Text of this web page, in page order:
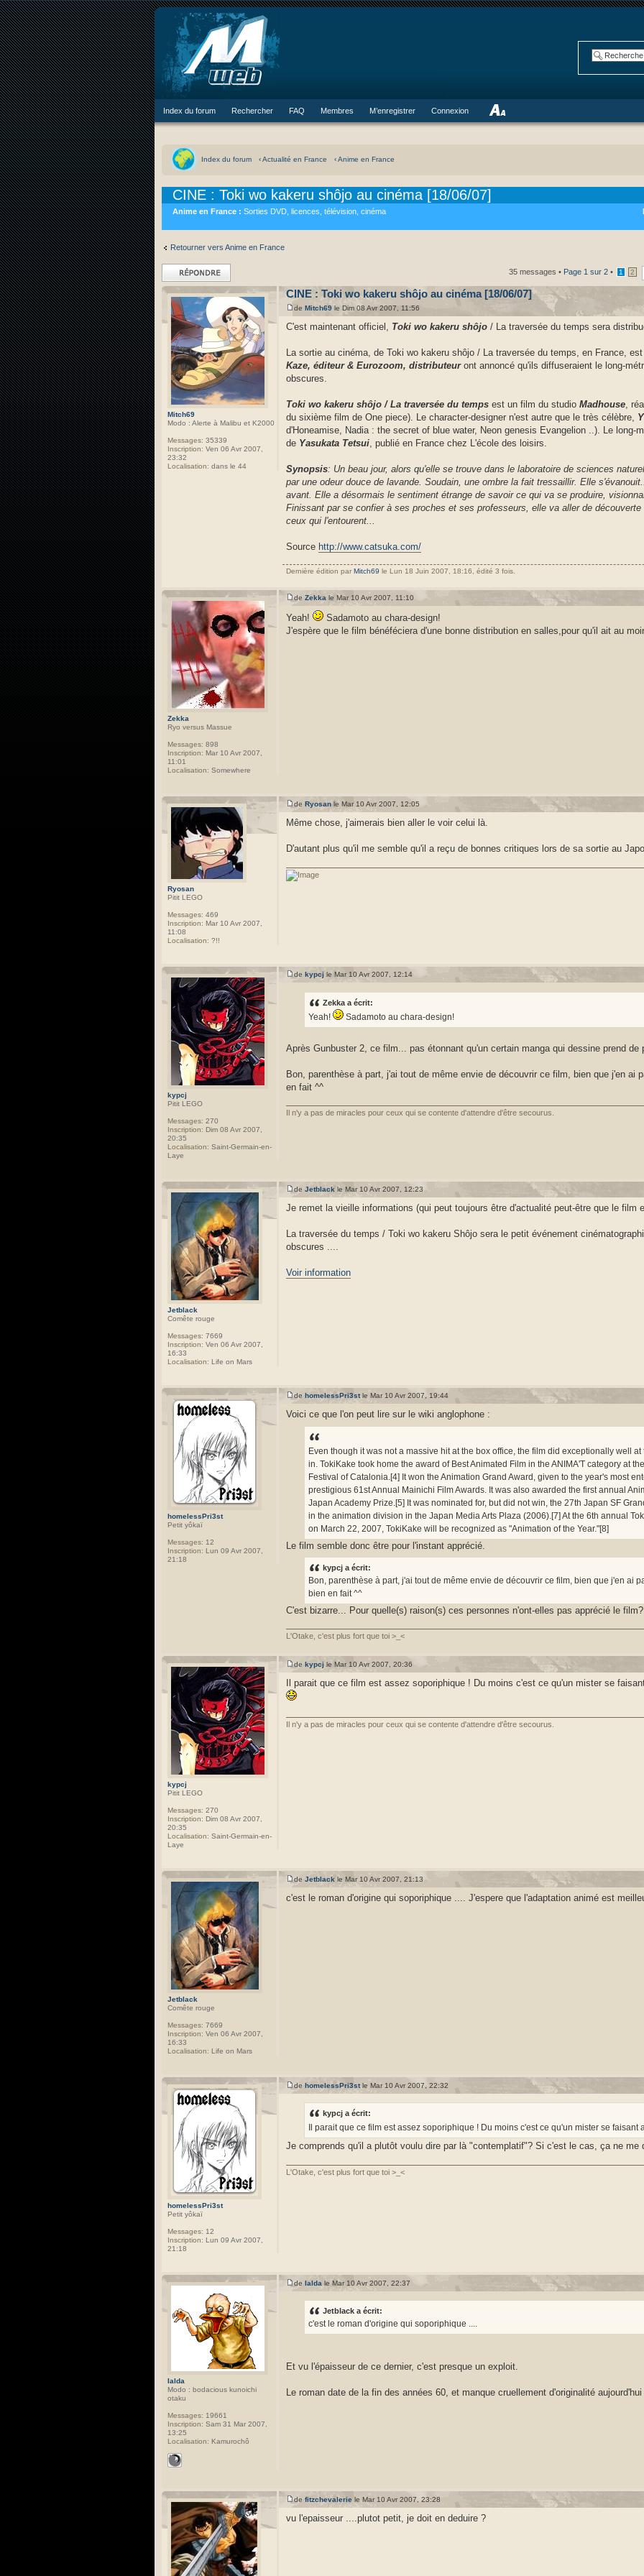
Index du forum Rechercher FAQ Membres M’enregistrer Connexion
Index du forum ‹ Actualité en France ‹ Anime en France
CINE : Toki wo kakeru shôjo au cinéma [18/06/07]
Anime en France : Sorties DVD, licences, télévision, cinéma
Retourner vers Anime en France
Répondre 35 messages • Page 1 sur 2 • 1 2
Mitch69
Modo : Alerte à Malibu et K2000
Messages: 35339
Inscription: Ven 06 Avr 2007,
23:32
Localisation: dans le 44
CINE : Toki wo kakeru shôjo au cinéma [18/06/07]
de Mitch69 le Dim 08 Avr 2007, 11:56
C'est maintenant officiel, Toki wo kakeru shôjo / La traversée du temps sera
La sortie au cinéma, de Toki wo kakeru shôjo / La traversée du temps, en France,
Kaze, éditeur & Eurozoom, distributeuront annoncé qu'ils diffuseraient le long-
obscures.
Toki wo kakeru shôjo / La traversée du temps est un film du studio Madhouse ,
du sixième film de One piece). Le character-designer n'est autre que le très célèbre,
d'Honeamise, Nadia : the secret of blue water, Neon genesis Evangelion ..). Le long-
de Yasukata Tetsui , publié en France chez L'école des loisirs.
Synopsis: Un beau jour, alors qu'elle se trouve dans le laboratoire de sciences
par une odeur douce de lavande. Soudain, une ombre la fait tressaillir. Elle
avant. Elle a désormais le sentiment étrange de savoir ce qui va se produire,
Finissant par se confier à ses proches et ses professeurs, elle va aller de
ceux qui l'entourent...
Source http://www.catsuka.com/
Dernière édition par Mitch69 le Lun 18 Juin 2007, 18:16, édité 3 fois.
Zekka
Ryo versus Massue
Messages: 898
Inscription: Mar 10 Avr 2007,
11:01
Localisation: Somewhere
de Zekka le Mar 10 Avr 2007, 11:10
Yeah!
Sadamoto au chara-design!
J'espère que le film bénéféciera d'une bonne distribution en salles,pour qu'il ait au
Ryosan
Pitit LEGO
Messages: 469
Inscription: Mar 10 Avr 2007,
11:08
Localisation: ?!!
de Ryosan le Mar 10 Avr 2007, 12:05
Même chose, j'aimerais bien aller le voir celui là.
D'autant plus qu'il me semble qu'il a reçu de bonnes critiques lors de sa sortie au
kypcj
Pitit LEGO
Messages: 270
Inscription: Dim 08 Avr 2007,
20:35
Localisation: Saint-Germain-en-
Laye
de kypcj le Mar 10 Avr 2007, 12:14
Zekka a écrit:
Yeah! Sadamoto au chara-design!
Après Gunbuster 2, ce film... pas étonnant qu'un certain manga qui dessine prend
Bon, parenthèse à part, j'ai tout de même envie de découvrir ce film, bien que j'en ai
en fait ^^
Il n'y a pas de miracles pour ceux qui se contente d'attendre d'être secourus.
Jetblack
Comête rouge
Messages: 7669
Inscription: Ven 06 Avr 2007,
16:33
Localisation: Life on Mars
de Jetblack le Mar 10 Avr 2007, 12:23
Je remet la vieille informations (qui peut toujours être d'actualité peut-être que le film
La traversée du temps / Toki wo kakeru Shôjo sera le petit événement
obscures ....
Voir information
homelessPri3st
Petit yôkaï
Messages: 12
Inscription: Lun 09 Avr 2007,
21:18
de homelessPri3stle Mar 10 Avr 2007, 19:44
Voici ce que l'on peut lire sur le wiki anglophone :
Even though it was not a massive hit at the box office, the film did exceptionally well
in. TokiKake took home the award of Best Animated Film in the ANIMA'T category at
Festival of Catalonia.[4] It won the Animation Grand Award, given to the year's most
prestigious 61st Annual Mainichi Film Awards. It was also awarded the first annual
Japan Academy Prize.[5] It was nominated for, but did not win, the 27th Japan SF
in the animation division in the Japan Media Arts Plaza (2006).[7] At the 6th annual
on March 22, 2007, TokiKake will be recognized as "Animation of the Year."[8]
Le film semble donc être pour l'instant apprécié.
kypcj a écrit:
Bon, parenthèse à part, j'ai tout de même envie de découvrir ce film, bien que j'en ai
bien en fait ^^
C'est bizarre... Pour quelle(s) raison(s) ces personnes n'ont-elles pas apprécié le film?
L'Otake, c'est plus fort que toi >_<
kypcj
Pitit LEGO
Messages: 270
Inscription: Dim 08 Avr 2007,
20:35
Localisation: Saint-Germain-en-
Laye
de kypcj le Mar 10 Avr 2007, 20:36
Il parait que ce film est assez soporiphique ! Du moins c'est ce qu'un mister se
Il n'y a pas de miracles pour ceux qui se contente d'attendre d'être secourus.
Jetblack
Comête rouge
Messages: 7669
Inscription: Ven 06 Avr 2007,
16:33
Localisation: Life on Mars
de Jetblack le Mar 10 Avr 2007, 21:13
c'est le roman d'origine qui soporiphique .... J'espere que l'adaptation animé est
homelessPri3st
Petit yôkaï
Messages: 12
Inscription: Lun 09 Avr 2007,
21:18
de homelessPri3stle Mar 10 Avr 2007, 22:32
kypcj a écrit:
Il parait que ce film est assez soporiphique ! Du moins c'est ce qu'un mister se
Je comprends qu'il a plutôt voulu dire par là "contemplatif"? Si c'est le cas, ça ne me
L'Otake, c'est plus fort que toi >_<
Ialda
Modo : bodacious kunoichi
otaku
Messages: 19661
Inscription: Sam 31 Mar 2007,
13:25
Localisation: Kamurochô
de Ialda le Mar 10 Avr 2007, 22:37
Jetblack a écrit:
c'est le roman d'origine qui soporiphique ....
Et vu l'épaisseur de ce dernier, c'est presque un exploit.
Le roman date de la fin des années 60, et manque cruellement d'originalité
de fitzchevalerie le Mar 10 Avr 2007, 23:28
vu l'epaisseur ....plutot petit, je doit en deduire ?